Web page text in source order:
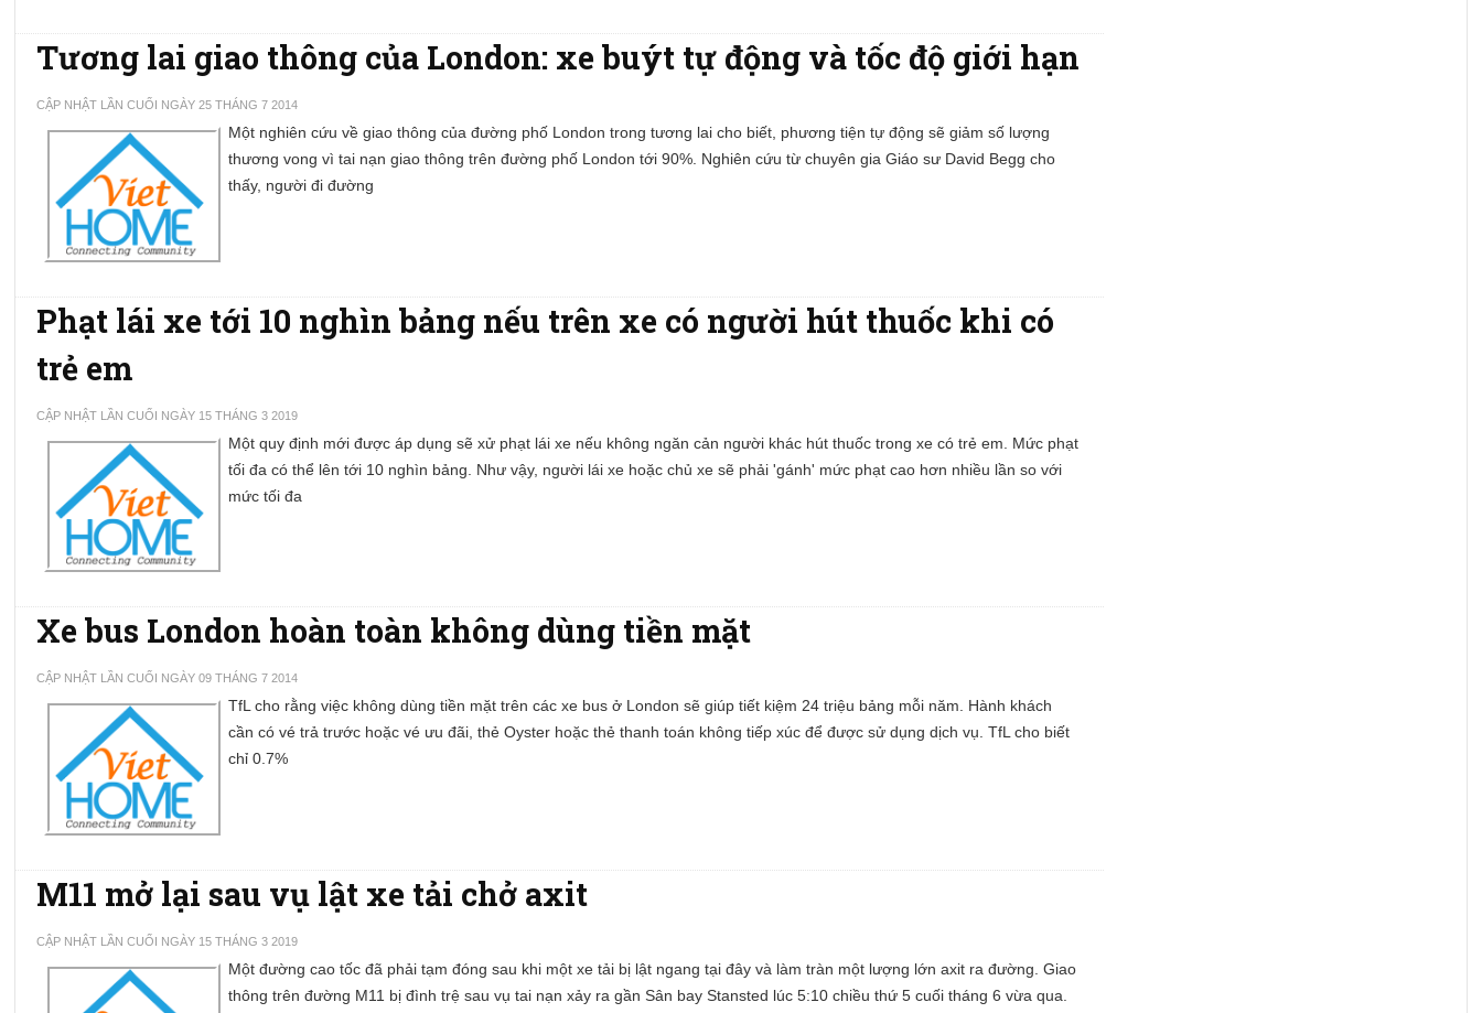
Tương lai giao thông của London: xe buýt tự động và tốc độ giới hạn
CẬP NHẬT LẦN CUỐI NGÀY 25 THÁNG 7 2014
Một nghiên cứu về giao thông của đường phố London trong tương lai cho biết, phương tiện tự động sẽ giảm số lượng
thương vong vì tai nạn giao thông trên đường phố London tới 90%. Nghiên cứu từ chuyên gia Giáo sư David Begg cho
thấy, người đi đường
Phạt lái xe tới 10 nghìn bảng nếu trên xe có người hút thuốc khi có
trẻ em
CẬP NHẬT LẦN CUỐI NGÀY 15 THÁNG 3 2019
Một quy định mới được áp dụng sẽ xử phạt lái xe nếu không ngăn cản người khác hút thuốc trong xe có trẻ em. Mức phạt
tối đa có thể lên tới 10 nghìn bảng. Như vậy, người lái xe hoặc chủ xe sẽ phải 'gánh' mức phạt cao hơn nhiều lần so với
mức tối đa
Xe bus London hoàn toàn không dùng tiền mặt
CẬP NHẬT LẦN CUỐI NGÀY 09 THÁNG 7 2014
TfL cho rằng việc không dùng tiền mặt trên các xe bus ở London sẽ giúp tiết kiệm 24 triệu bảng mỗi năm. Hành khách
cần có vé trả trước hoặc vé ưu đãi, thẻ Oyster hoặc thẻ thanh toán không tiếp xúc để được sử dụng dịch vụ. TfL cho biết
chỉ 0.7%
M11 mở lại sau vụ lật xe tải chở axit
CẬP NHẬT LẦN CUỐI NGÀY 15 THÁNG 3 2019
Một đường cao tốc đã phải tạm đóng sau khi một xe tải bị lật ngang tại đây và làm tràn một lượng lớn axit ra đường. Giao
thông trên đường M11 bị đình trệ sau vụ tai nạn xảy ra gần Sân bay Stansted lúc 5:10 chiều thứ 5 cuối tháng 6 vừa qua.